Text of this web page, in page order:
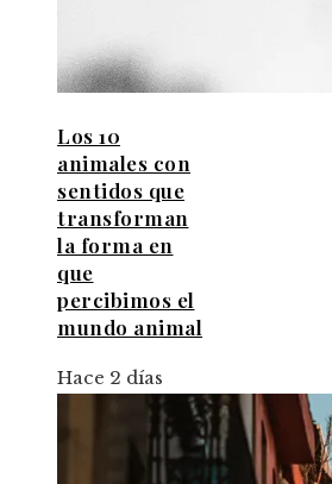
Los 10
animales con
sentidos que
transforman
la forma en
que
percibimos el
mundo animal
Hace 2 días